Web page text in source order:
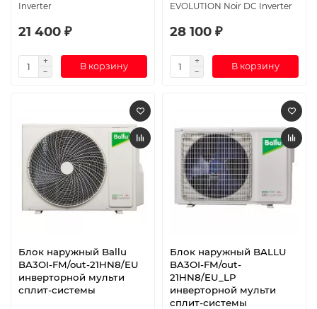
Inverter
21 400 ₽
В корзину
EVOLUTION Noir DC Inverter
28 100 ₽
В корзину
Блок наружный Ballu
BA3OI-FM/out-21HN8/EU
инверторной мульти
сплит-системы
Блок наружный BALLU
BA3OI-FM/out-
21HN8/EU_LP
инверторной мульти
сплит-системы